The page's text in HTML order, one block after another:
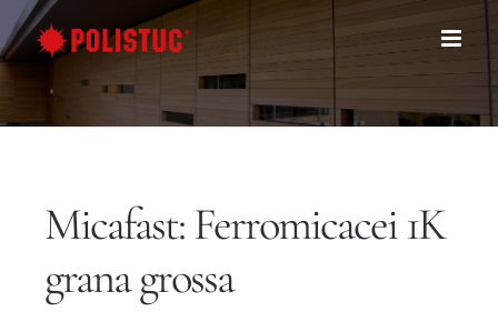
Salta
al
Micafast: Ferromicacei 1K
grana grossa